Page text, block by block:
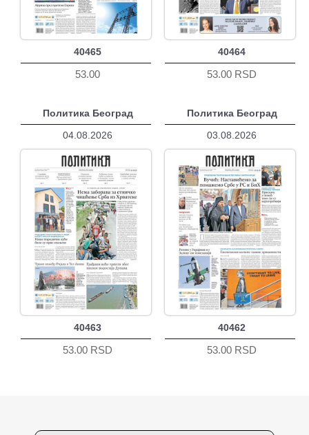
40465
53.00
40464
53.00 RSD
Политика Београд
04.08.2026
40463
53.00 RSD
Политика Београд
03.08.2026
40462
53.00 RSD